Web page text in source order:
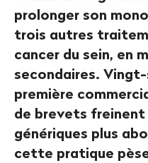
prolonger son
trois autres
cancer du sein, en
secondaires.
première
de brevets freinent
génériques plus
cette pratique